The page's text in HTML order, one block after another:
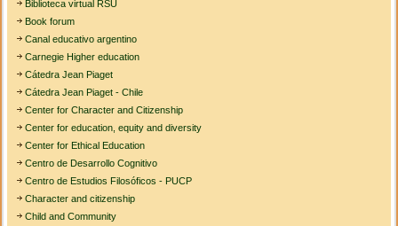
Biblioteca virtual RSU
Book forum
Canal educativo argentino
Carnegie Higher education
Cátedra Jean Piaget
Cátedra Jean Piaget - Chile
Center for Character and Citizenship
Center for education, equity and diversity
Center for Ethical Education
Centro de Desarrollo Cognitivo
Centro de Estudios Filosóficos - PUCP
Character and citizenship
Child and Community